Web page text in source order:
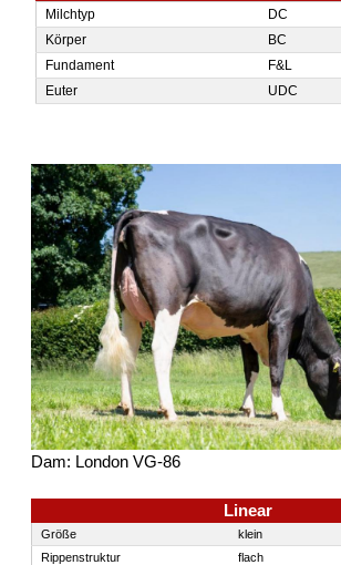
Milch­typ DC
Körper
BC
Funda­ment
F&L
Euter
UDC
Dam: London VG-86
Linear
Größe klein
Rippenstruktur
flach